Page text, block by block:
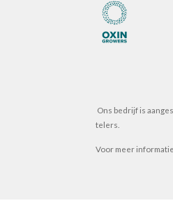
Ons bedrijf is
telers.
Voor meer